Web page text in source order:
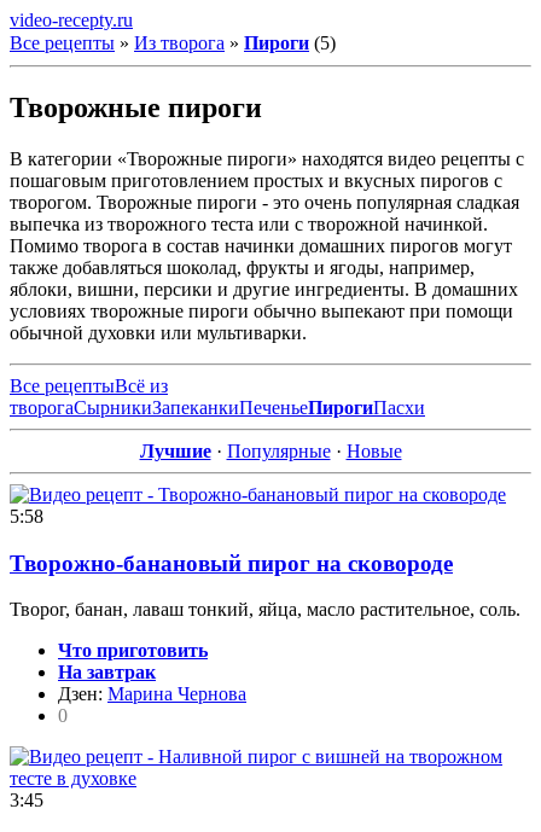
video-recepty.ru
Все рецепты » Из творога » Пироги (5)
Творожные пироги
В категории «Творожные пироги» находятся видео рецепты с
пошаговым приготовлением простых и вкусных пирогов с
творогом. Творожные пироги - это очень популярная сладкая
выпечка из творожного теста или с творожной начинкой.
Помимо творога в состав начинки домашних пирогов могут
также добавляться шоколад, фрукты и ягоды, например,
яблоки, вишни, персики и другие ингредиенты. В домашних
условиях творожные пироги обычно выпекают при помощи
обычной духовки или мультиварки.
Все рецептыВсё из
творогаСырникиЗапеканкиПеченьеПирогиПасхи
Лучшие · Популярные · Новые
5:58
Творожно-банановый пирог на сковороде
Творог, банан, лаваш тонкий, яйца, масло растительное, соль.
Что приготовить
На завтрак
Дзен: Марина Чернова
0
3:45